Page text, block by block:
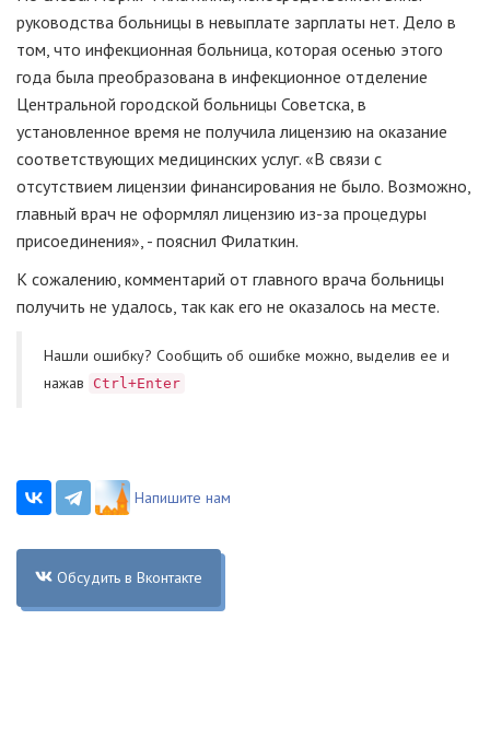
руководства больницы в невыплате зарплаты нет. Дело в
том, что инфекционная больница, которая осенью этого
года была преобразована в инфекционное отделение
Центральной городской больницы Советска, в
установленное время не получила лицензию на оказание
соответствующих медицинских услуг. «В связи с
отсутствием лицензии финансирования не было. Возможно,
главный врач не оформлял лицензию из-за процедуры
присоединения», - пояснил Филаткин.
К сожалению, комментарий от главного врача больницы
получить не удалось, так как его не оказалось на месте.
Нашли ошибку? Cообщить об ошибке можно, выделив ее и
нажав
Ctrl+Enter
Напишите нам
Обсудить в Вконтакте